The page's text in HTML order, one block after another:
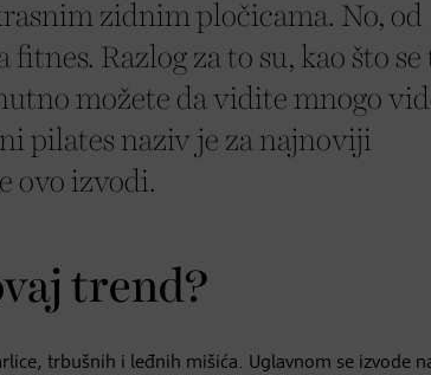
zidnim pločicama. No, od
Razlog za to su, kao što se
možete da vidite mnogo
pilates naziv je za najnoviji
ovo izvodi.
trend?
trbušnih i leđnih mišića. Uglavnom se izvode